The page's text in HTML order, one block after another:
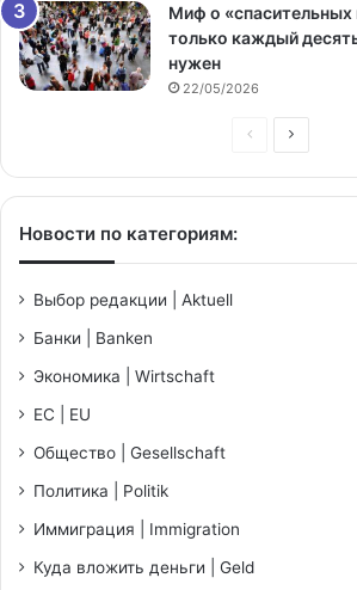
Миф о «спасительных
только каждый
нужен
22/05/2026
Предыдущая
Новости по категориям:
Выбор редакции | Aktuell
Банки | Banken
Экономика | Wirtschaft
ЕС | EU
Общество | Gesellschaft
Политика | Politik
Иммиграция | Immigration
Куда вложить деньги | Geld